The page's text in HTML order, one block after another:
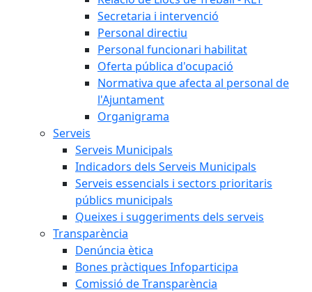
Secretaria i intervenció
Personal directiu
Personal funcionari habilitat
Oferta pública d'ocupació
Normativa que afecta al personal de
l'Ajuntament
Organigrama
Serveis
Serveis Municipals
Indicadors dels Serveis Municipals
Serveis essencials i sectors prioritaris
públics municipals
Queixes i suggeriments dels serveis
Transparència
Denúncia ètica
Bones pràctiques Infoparticipa
Comissió de Transparència